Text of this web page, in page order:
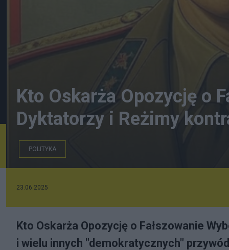
Kto Oskarża Opozycję o
Dyktatorzy i Reżimy
POLITYKA
23.06.2025
Kto Oskarża Opozycję o Fałszowanie
i wielu innych "demokratycznych"